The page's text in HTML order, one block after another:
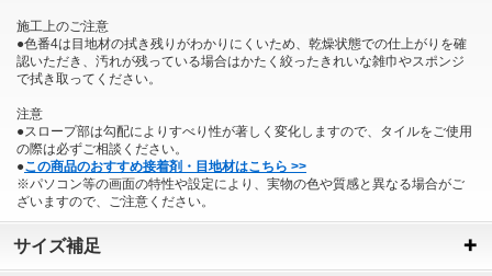
施工上のご注意
●色番4は目地材の拭き残りがわかりにくいため、乾燥状態での仕上がりを確
認いただき、汚れが残っている場合はかたく絞ったきれいな雑巾やスポンジ
で拭き取ってください。
注意
●スロープ部は勾配によりすべり性が著しく変化しますので、タイルをご使用
の際は必ずご相談ください。
●この商品のおすすめ接着剤・目地材はこちら >>
※パソコン等の画面の特性や設定により、実物の色や質感と異なる場合がご
ざいますので、ご注意ください。
サイズ補足